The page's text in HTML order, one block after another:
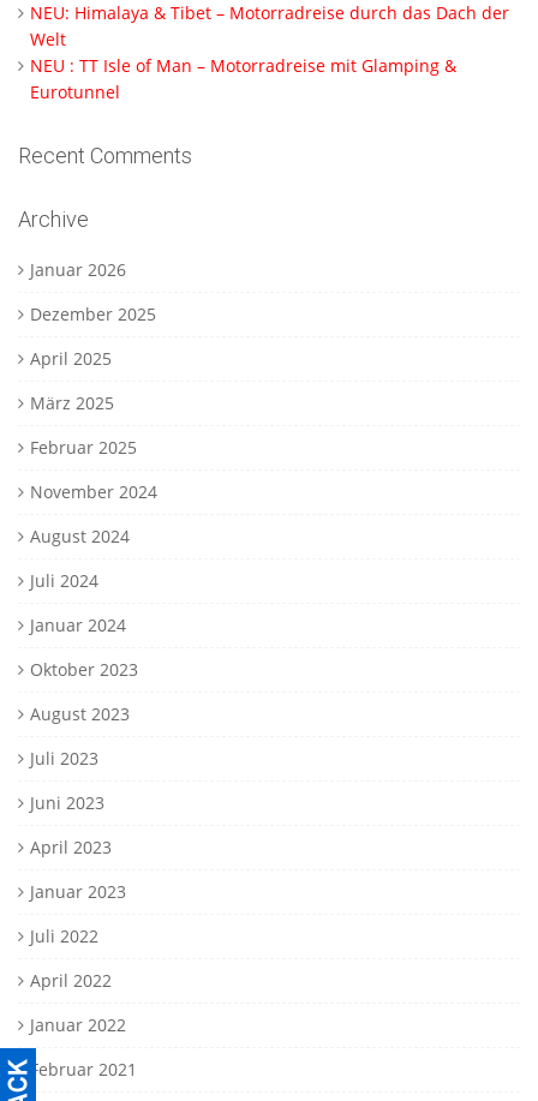
NEU: Himalaya & Tibet – Motorradreise durch das Dach der
Welt
NEU : TT Isle of Man – Motorradreise mit Glamping &
Eurotunnel
Recent Comments
Archive
Januar 2026
Dezember 2025
April 2025
März 2025
Februar 2025
November 2024
August 2024
Juli 2024
Januar 2024
Oktober 2023
August 2023
Juli 2023
Juni 2023
April 2023
Januar 2023
Juli 2022
April 2022
Januar 2022
Februar 2021